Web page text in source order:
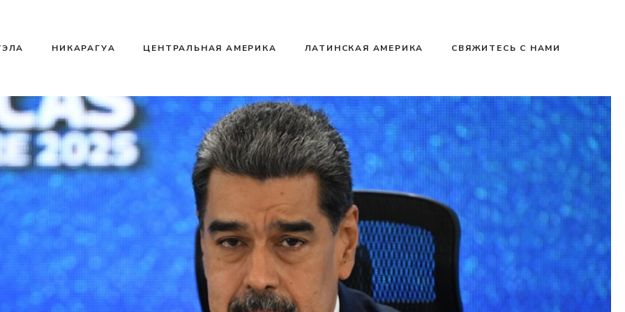
НИКАРАГУА ЦЕНТРАЛЬНАЯ АМЕРИКА ЛАТИНСКАЯ АМЕРИКА СВЯЖИТЕСЬ С НАМИ